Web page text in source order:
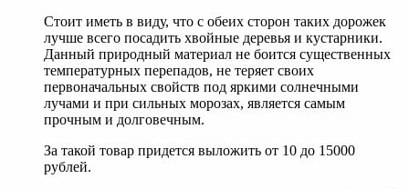
Стоит иметь в виду, что с обеих сторон таких дорожек
лучше всего посадить хвойные деревья и кустарники.
Данный природный материал не боится существенных
температурных перепадов, не теряет своих
первоначальных свойств под яркими солнечными
лучами и при сильных морозах, является самым
прочным и долговечным.
За такой товар придется выложить от 10 до 15000
рублей.